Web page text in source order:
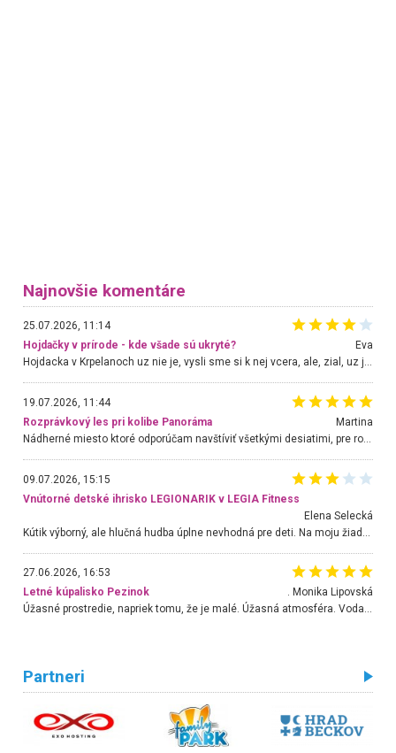
Najnovšie komentáre
25.07.2026, 11:14
Hojdačky v prírode - kde všade sú ukryté?
Eva
Hojdacka v Krpelanoch uz nie je, vysli sme si k nej vcera, ale, zial, uz je znicena. Ak sem planujete cestu len kvoli hojdacke, mozete si ju usetrit. Krasny vyhlad je tu vsak aj bez hojdacky :-)
19.07.2026, 11:44
Rozprávkový les pri kolibe Panoráma
Martina
Nádherné miesto ktoré odporúčam navštíviť všetkými desiatimi, pre rodiny s deťmi, dôchodcom... Proste a jednoducho ozaj rozprávkový les.. určite ešte prídeme. Odniesli sme si na pamiatku krásne tričká,
09.07.2026, 15:15
Vnútorné detské ihrisko LEGIONARIK v LEGIA Fitness
Elena Selecká
27.06.2026, 16:53
Letné kúpalisko Pezinok
. Monika Lipovská
Úžasné prostredie, napriek tomu, že je malé. Úžasná atmosféra. Voda fantastická a nádherná. Ľudí je pomerne veľa, ale su mili a ohľaduplní. Je veľmi zaujímavé sledovať, ako dokážu spolu športovať cudzí ľudia a bez ohľadu na vek. Vládne tu pohoda. Vnuka neviem dostať z vody. Ďakujem za krásny deň . Urcite sa sem vrátim. Jediný problém je s parkovaním, ale aj ten sa mi podarilo vyriešiť. Monika Bratislava
Partneri